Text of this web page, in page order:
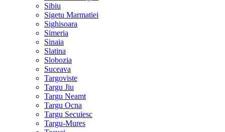
Sibiu
Sigetu Marmatiei
Sighisoara
Simeria
Sinaia
Slatina
Slobozia
Suceava
Targoviste
Targu Jiu
Targu Neamt
Targu Ocna
Targu Secuiesc
Targu-Mures